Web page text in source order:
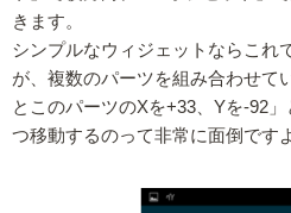
きます。
シンプルなウィジェットならこれ
が、複数のパーツを組み合わせて
とこのパーツのXを+33、Yを-92
つ移動するのって非常に面倒です